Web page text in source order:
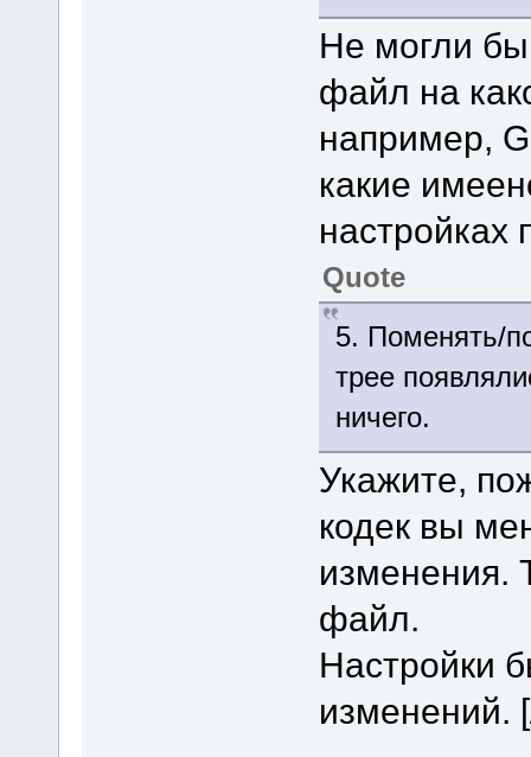
Не могли
файл на
например,
какие
настройках
Quote
5. Поменять/
трее
ничего.
Укажите,
кодек вы
изменения.
файл.
Настройки
изменений.